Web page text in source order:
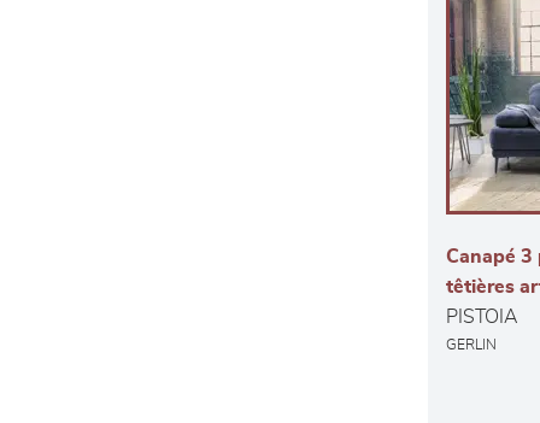
Canapé 3
têtières
PISTOIA
GERLIN